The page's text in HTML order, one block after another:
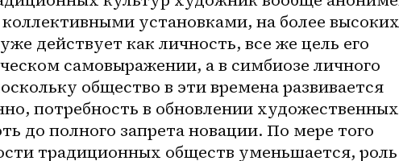
установками, на более высоких
действует как личность, все же цель его
самовыражении, а в симбиозе личного
общество в эти времена развивается
потребность в обновлении художественных
до полного запрета новации. По мере того
традиционных обществ уменьшается, роль